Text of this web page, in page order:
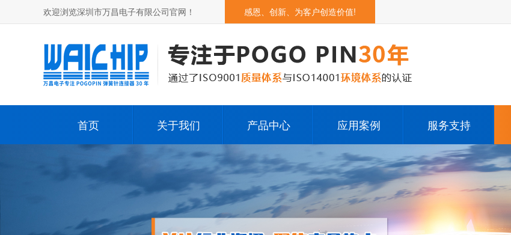
欢迎浏览深圳市万昌电子有限公司官网！ 感恩、创新、为客户创造价值!
首页 关于我们
公司简介
发展历程
产品中心
Pogopin
Pogopin连接器
应用案例
无人机
智能机器人
5G通讯类产品
服务支持
下载中心
疑难问答